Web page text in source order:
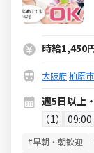
時給1,450
大阪府柏原市
週5日以上
1
09:00
#早朝・朝歓迎